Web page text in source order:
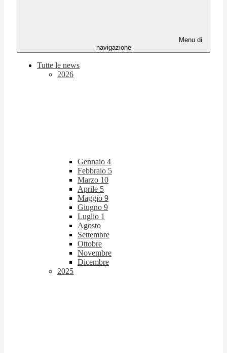
Menu di
navigazione
Tutte le news
2026
Gennaio 4
Febbraio 5
Marzo 10
Aprile 5
Maggio 9
Giugno 9
Luglio 1
Agosto
Settembre
Ottobre
Novembre
Dicembre
2025